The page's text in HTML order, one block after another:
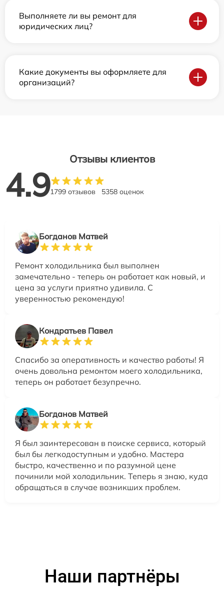
Выполняете ли вы ремонт для
юридических лиц?
Какие документы вы оформляете для
организаций?
Отзывы клиентов
4.91799 отзывов 5358 оценок
Богданов Матвей
Ремонт холодильника был выполнен
замечательно - теперь он работает как новый, и
цена за услуги приятно удивила. С
уверенностью рекомендую!
Кондратьев Павел
Спасибо за оперативность и качество работы! Я
очень довольна ремонтом моего холодильника,
теперь он работает безупречно.
Богданов Матвей
Я был заинтересован в поиске сервиса, который
был бы легкодоступным и удобно. Мастера
быстро, качественно и по разумной цене
починили мой холодильник. Теперь я знаю, куда
обращаться в случае возникших проблем.
Наши партнёры